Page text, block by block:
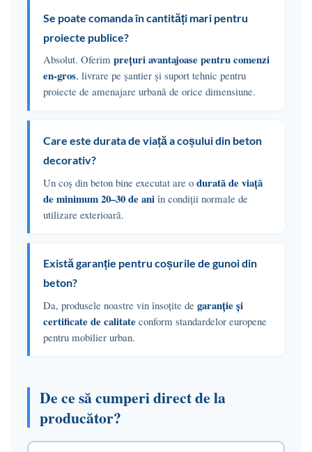
Se poate comanda în cantități mari pentru
proiecte publice?
Absolut. Oferimprețuri avantajoase pentru comenzi
en-gros, livrare pe șantier și suport tehnic pentru
proiecte de amenajare urbană de orice dimensiune.
Care este durata de viață a coșului din beton
decorativ?
Un coș din beton bine executat are odurată de viață
de minimum 20–30 de ani în condiții normale de
utilizare exterioară.
Există garanție pentru coșurile de gunoi din
beton?
Da, produsele noastre vin însoțite degaranție și
certificate de calitate conform standardelor europene
pentru mobilier urban.
De ce să cumperi direct de la
producător?